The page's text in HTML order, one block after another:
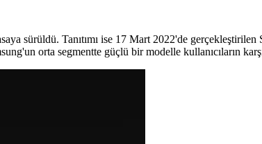
sürüldü. Tanıtımı ise 17 Mart 2022'de
orta segmentte güçlü bir modelle kullanıcıların